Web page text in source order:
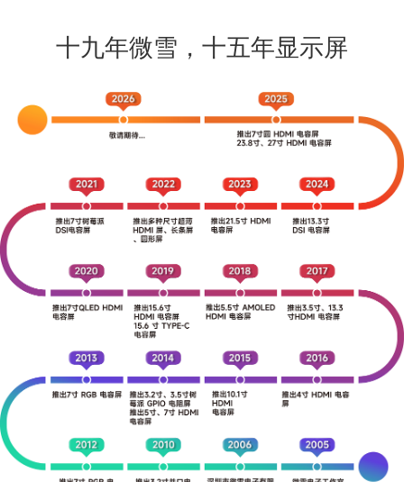
十九年微雪，十五年显示屏